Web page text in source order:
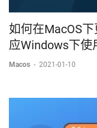
如何在MacOS
应Windows下使
Macos - 2021-01-10